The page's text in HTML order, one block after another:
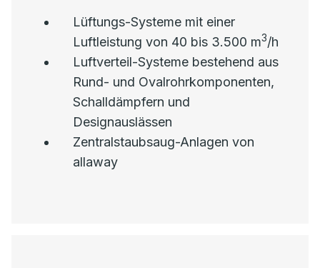
Lüftungs-Systeme mit einer
Luftleistung von 40 bis 3.500 m3/h
Luftverteil-Systeme bestehend aus
Rund- und Ovalrohrkomponenten,
Schalldämpfern und
Designauslässen
Zentralstaubsaug-Anlagen von
allaway